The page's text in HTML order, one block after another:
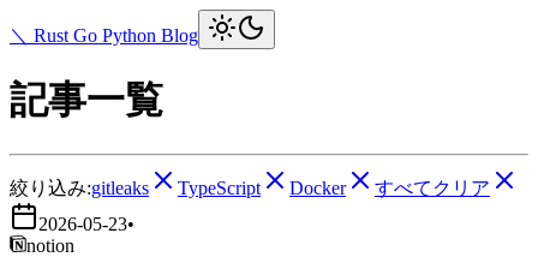
＼ Rust Go Python Blog
記事一覧
絞り込み:gitleaks TypeScript Docker
すべてクリア
2026-05-23•
notion